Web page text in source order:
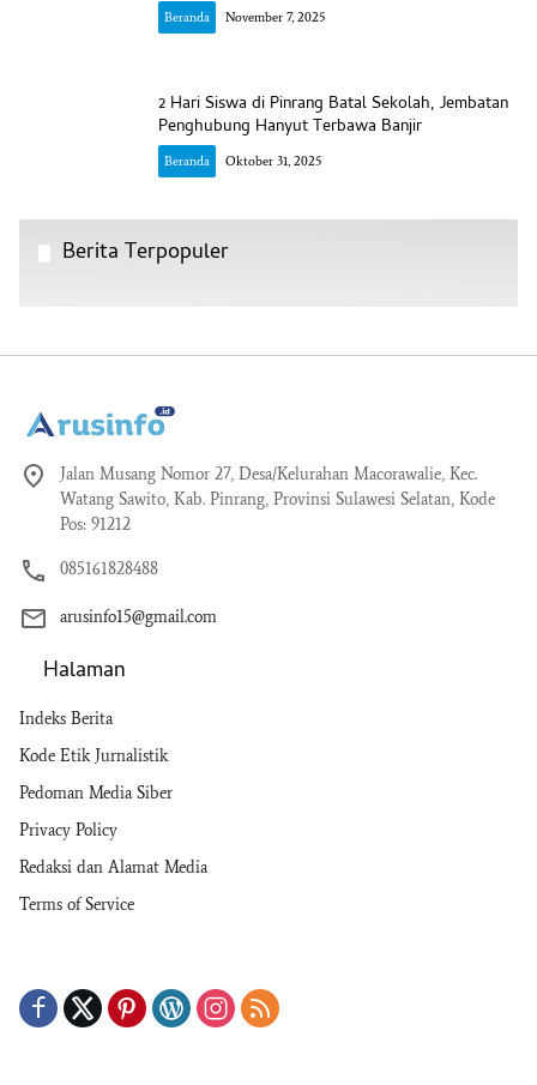
Beranda November 7, 2025
2 Hari Siswa di Pinrang Batal Sekolah, Jembatan
Penghubung Hanyut Terbawa Banjir
Beranda Oktober 31, 2025
Berita Terpopuler
Jalan Musang Nomor 27, Desa/Kelurahan Macorawalie, Kec.
Watang Sawito, Kab. Pinrang, Provinsi Sulawesi Selatan, Kode
Pos: 91212
085161828488
arusinfo15@gmail.com
Halaman
Indeks Berita
Kode Etik Jurnalistik
Pedoman Media Siber
Privacy Policy
Redaksi dan Alamat Media
Terms of Service